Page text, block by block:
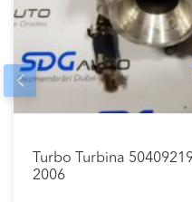
Turbo Turbina
2006
Prev